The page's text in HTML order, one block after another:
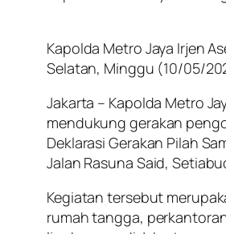
Kapolda Metro Jaya Irjen
Selatan, Minggu (10/05/
Jakarta – Kapolda Metro
mendukung gerakan
Deklarasi Gerakan Pilah
Jalan Rasuna Said,
Kegiatan tersebut
rumah tangga,